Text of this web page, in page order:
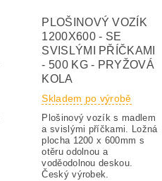
PLOŠINOVÝ VOZÍK
1200X600 - SE
SVISLÝMI PŘÍČKAMI
- 500 KG - PRYŽOVÁ
KOLA
Skladem po výrobě
Plošinový vozík s madlem
a svislými příčkami. Ložná
plocha 1200 x 600mm s
otěru odolnou a
voděodolnou deskou.
Český výrobek.